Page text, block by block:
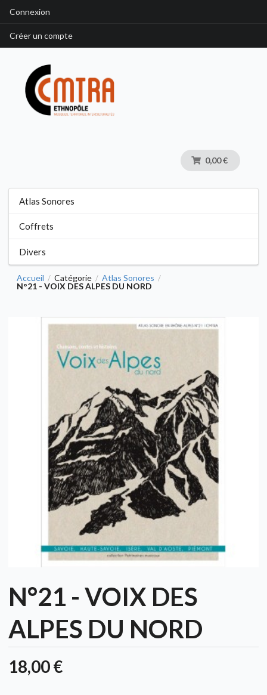
Connexion
Créer un compte
0,00 €
Atlas Sonores
Coffrets
Divers
Accueil / Catégorie / Atlas Sonores /
N°21 - VOIX DES ALPES DU NORD
N°21 - VOIX DES
ALPES DU NORD
18,00 €